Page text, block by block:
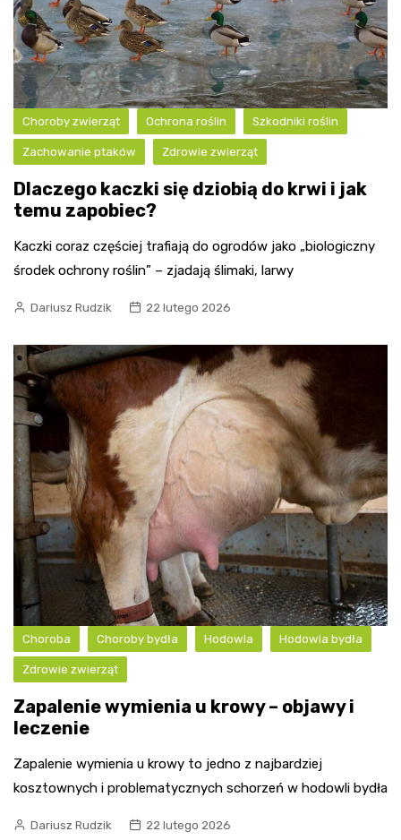
Choroby zwierząt Ochrona roślin Szkodniki roślin
Zachowanie ptaków Zdrowie zwierząt
Dlaczego kaczki się dziobią do krwi i jak
temu zapobiec?
Kaczki coraz częściej trafiają do ogrodów jako „biologiczny
środek ochrony roślin” – zjadają ślimaki, larwy
Dariusz Rudzik 22 lutego 2026
Choroba Choroby bydła Hodowla Hodowla bydła
Zdrowie zwierząt
Zapalenie wymienia u krowy – objawy i
leczenie
Zapalenie wymienia u krowy to jedno z najbardziej
kosztownych i problematycznych schorzeń w hodowli bydła
Dariusz Rudzik 22 lutego 2026